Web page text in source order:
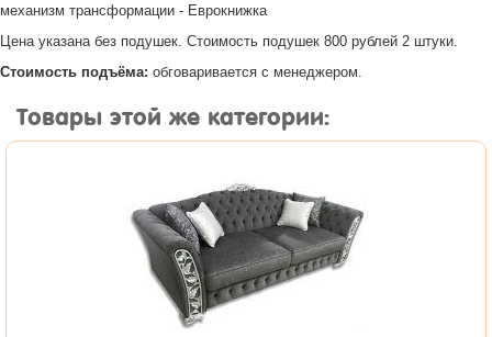
механизм трансформации - Еврокнижка
Цена указана без подушек. Стоимость подушек 800 рублей 2 штуки.
Стоимость подъёма: обговаривается с менеджером.
Товары этой же категории: